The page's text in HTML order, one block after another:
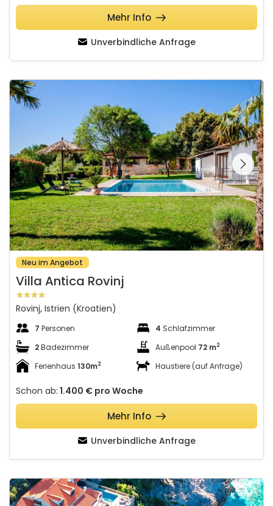
Unverbindliche Anfrage
Mehr Info
Villa Antica Rovinj
Schauen Sie sich die
gesamte Galerie
Neu im Angebot
Villa Antica Rovinj
Rovinj, Istrien (Kroatien)
7 Personen 4 Schlafzimmer
2Badezimmer Außenpool 72 m2
Ferienhaus 130m2 Haustiere (auf Anfrage)
Schon ab: 1.400 € pro Woche
Unverbindliche Anfrage
Mehr Info
Villa Stavros